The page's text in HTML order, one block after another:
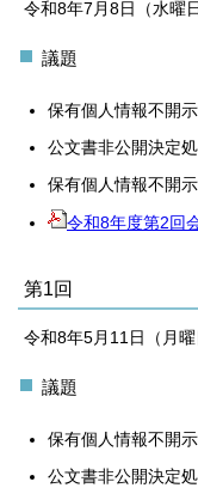
令和8年7月8日（水曜日
議題
保有個人情報不開
公文書非公開決定
保有個人情報不開
令和8年度第2回
第1回
令和8年5月11日（月曜
議題
保有個人情報不開
公文書非公開決定